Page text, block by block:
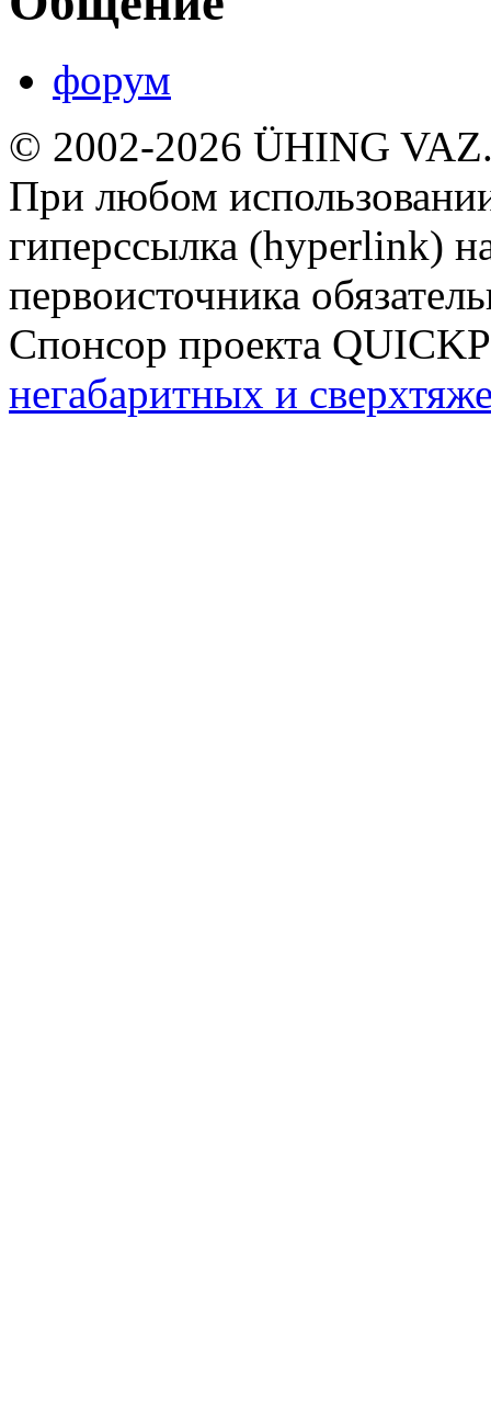
форум
© 2002-2026 ÜHING
При любом
гиперссылка (hyperlink)
первоисточника
Спонсор проекта
негабаритных и